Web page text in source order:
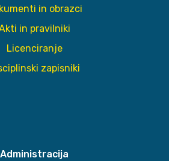
in obrazci
in pravilniki
Licenciranje
zapisniki
Administracija